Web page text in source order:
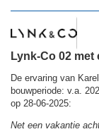
Lynk-Co 02 met
De ervaring van
bouwperiode: v.a.
op 28-06-2025:
Net een vakantie